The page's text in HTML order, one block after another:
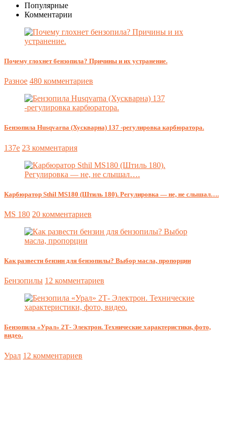
Популярные
Комментарии
Почему глохнет бензопила? Причины и их устранение.
Разное 480 комментариев
Бензопила Husqvarna (Хускварна) 137 -регулировка карбюратора.
137e 23 комментария
Карбюратор Sthil MS180 (Штиль 180). Регулировка — не, не слышал….
MS 180 20 комментариев
Как развести бензин для бензопилы? Выбор масла, пропорции
Бензопилы 12 комментариев
Бензопила «Урал» 2Т- Электрон. Технические характеристики, фото,
видео.
Урал 12 комментариев